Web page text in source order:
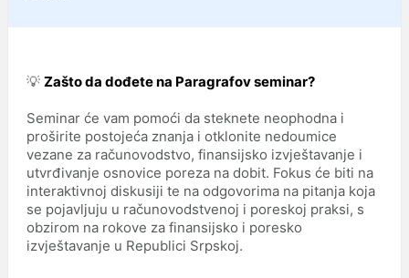
💡 Zašto da dođete na Paragrafov seminar?
Seminar će vam pomoći da steknete neophodna i
proširite postojeća znanja i otklonite nedoumice
vezane za računovodstvo, finansijsko izvještavanje i
utvrđivanje osnovice poreza na dobit. Fokus će biti na
interaktivnoj diskusiji te na odgovorima na pitanja koja
se pojavljuju u računovodstvenoj i poreskoj praksi, s
obzirom na rokove za finansijsko i poresko
izvještavanje u Republici Srpskoj.